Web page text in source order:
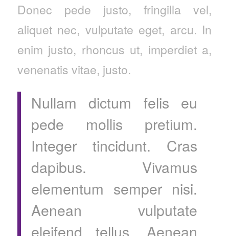
Donec pede justo, fringilla vel,
aliquet nec, vulputate eget, arcu. In
enim justo, rhoncus ut, imperdiet a,
venenatis vitae, justo.
Nullam dictum felis eu
pede mollis pretium.
Integer tincidunt. Cras
dapibus. Vivamus
elementum semper nisi.
Aenean vulputate
eleifend tellus. Aenean